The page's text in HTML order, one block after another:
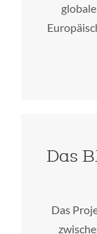
Das
Das